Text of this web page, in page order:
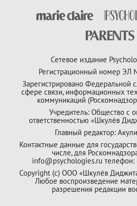
Сетевое издание
Регистрационный номер ЭЛ
Зарегистрировано Федеральной
сфере связи, информационных
коммуникаций
Учредитель: Общество с
ответственностью «Шкулёв
Главный редактор:
Контактные данные для
числе, для
info@psychologies.ru телефон:
Copyright (с) ООО «Шкулёв
Любое воспроизведение
разрешения редакции